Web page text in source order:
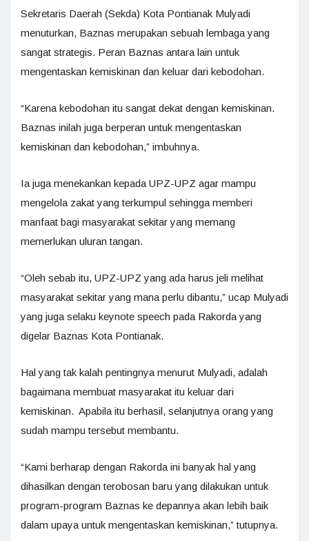
Sekretaris Daerah (Sekda) Kota Pontianak Mulyadi
menuturkan, Baznas merupakan sebuah lembaga yang
sangat strategis. Peran Baznas antara lain untuk
mengentaskan kemiskinan dan keluar dari kebodohan.
“Karena kebodohan itu sangat dekat dengan kemiskinan.
Baznas inilah juga berperan untuk mengentaskan
kemiskinan dan kebodohan,” imbuhnya.
Ia juga menekankan kepada UPZ-UPZ agar mampu
mengelola zakat yang terkumpul sehingga memberi
manfaat bagi masyarakat sekitar yang memang
memerlukan uluran tangan.
“Oleh sebab itu, UPZ-UPZ yang ada harus jeli melihat
masyarakat sekitar yang mana perlu dibantu,” ucap Mulyadi
yang juga selaku keynote speech pada Rakorda yang
digelar Baznas Kota Pontianak.
Hal yang tak kalah pentingnya menurut Mulyadi, adalah
bagaimana membuat masyarakat itu keluar dari
kemiskinan. Apabila itu berhasil, selanjutnya orang yang
sudah mampu tersebut membantu.
“Kami berharap dengan Rakorda ini banyak hal yang
dihasilkan dengan terobosan baru yang dilakukan untuk
program-program Baznas ke depannya akan lebih baik
dalam upaya untuk mengentaskan kemiskinan,” tutupnya.